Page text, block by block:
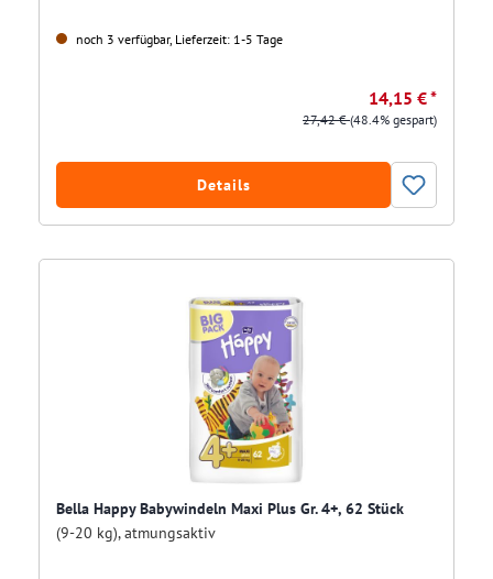
noch 3 verfügbar, Lieferzeit: 1-5 Tage
14,15 € *
27,42 €(48.4% gespart)
Details
Bella Happy Babywindeln Maxi Plus Gr. 4+, 62 Stück
(9-20 kg), atmungsaktiv